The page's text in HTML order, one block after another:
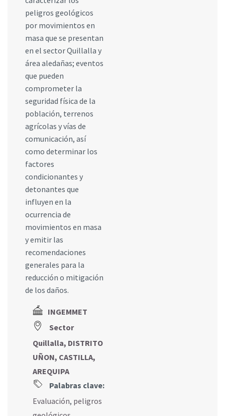
peligros geológicos
por movimientos en
masa que se presentan
en el sector Quillalla y
área aledañas; eventos
que pueden
comprometer la
seguridad física de la
población, terrenos
agrícolas y vías de
comunicación, así
como determinar los
factores
condicionantes y
detonantes que
influyen en la
ocurrencia de
movimientos en masa
y emitir las
recomendaciones
generales para la
reducción o mitigación
de los daños.
INGEMMET
Sector
Quillalla, DISTRITO
UÑON, CASTILLA,
AREQUIPA
Palabras clave:
Evaluación, peligros